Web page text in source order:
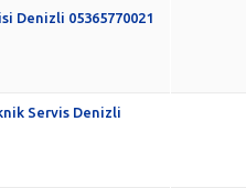
Denizli 05365770021
Servis Denizli